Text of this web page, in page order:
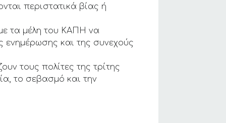
περιστατικά βίας ή
τα μέλη του ΚΑΠΗ να
ενημέρωσης και της συνεχούς
τους πολίτες της τρίτης
το σεβασμό και την